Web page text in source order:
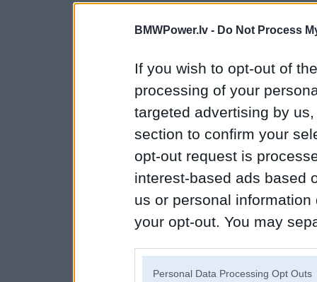
BMWPower.lv - Do Not Process
If you wish to opt-out of
processing of your
targeted advertising by
section to confirm your
opt-out request is
interest-based ads based
us or personal
your opt-out. You may
Personal Data Processing Opt Outs